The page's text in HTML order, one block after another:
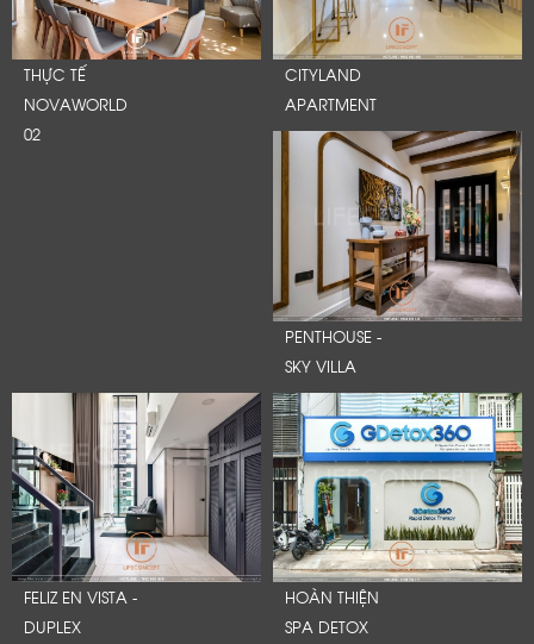
THỰC TẾ
NOVAWORLD
02
CITYLAND
APARTMENT
PENTHOUSE -
SKY VILLA
FELIZ EN VISTA -
DUPLEX
HOÀN THIỆN
SPA DETOX